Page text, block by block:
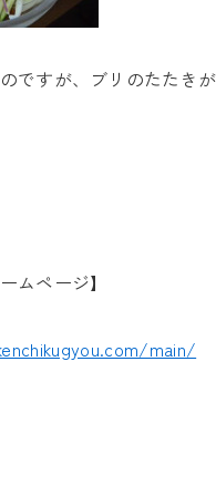
ですが、ブリのたたき
ムページ】
main/